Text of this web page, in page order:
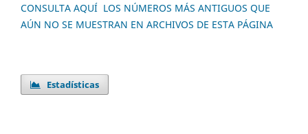
CONSULTA AQUÍ LOS NÚMEROS MÁS ANTIGUOS QUE
AÚN NO SE MUESTRAN EN ARCHIVOS DE ESTA PÁGINA
Estadísticas